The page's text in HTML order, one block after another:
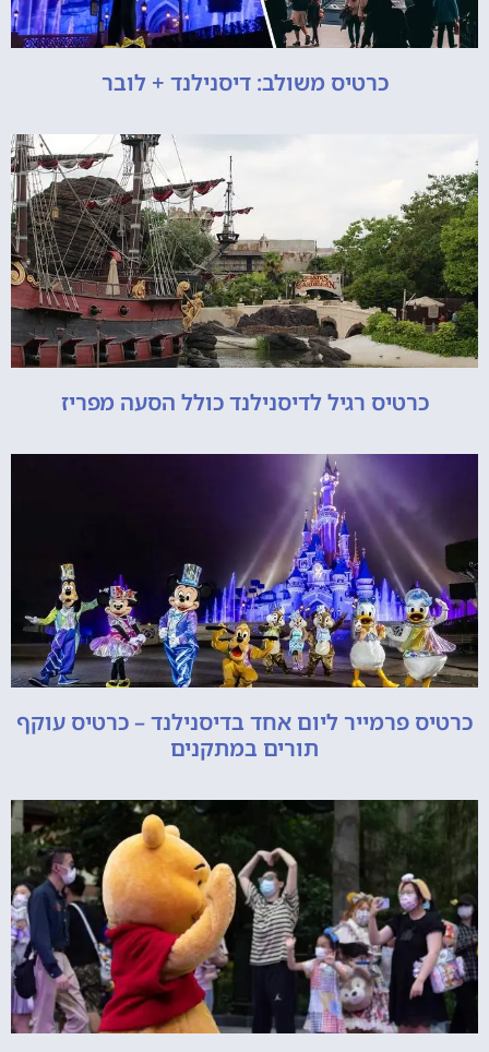
כרטיס משולב: דיסנילנד + לובר
כרטיס רגיל לדיסנילנד כולל הסעה מפריז
כרטיס פרמייר ליום אחד בדיסנילנד – כרטיס עוקף
תורים במתקנים